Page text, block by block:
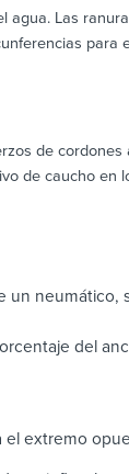
Las
para
de
de caucho en
un neumático,
del
extremo